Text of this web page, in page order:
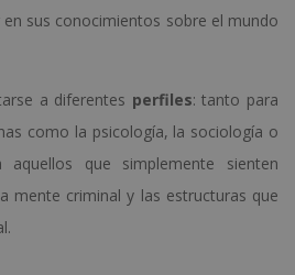
sus conocimientos sobre el mundo
a diferentes perfiles: tanto para
como la psicología, la sociología o
que simplemente sienten
mente criminal y las estructuras que